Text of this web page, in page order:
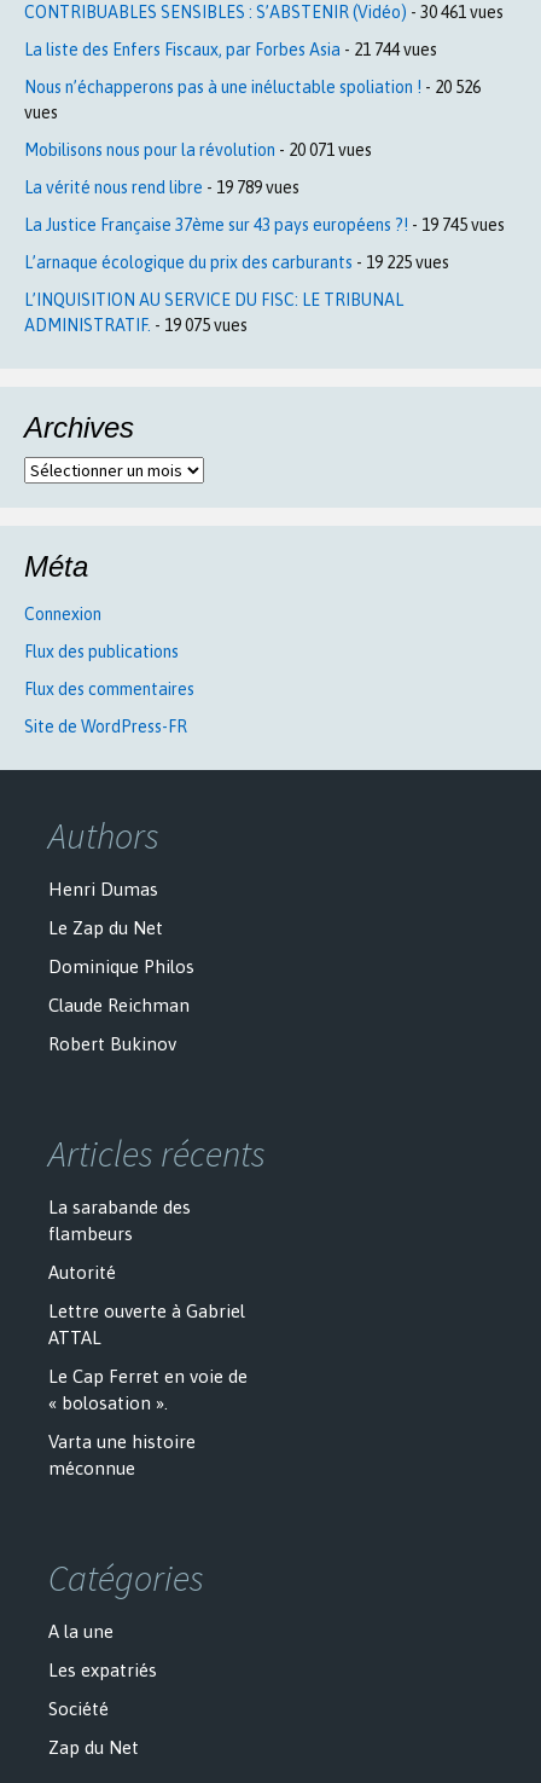
CONTRIBUABLES SENSIBLES : S’ABSTENIR (Vidéo) - 30 461 vues
La liste des Enfers Fiscaux, par Forbes Asia - 21 744 vues
Nous n’échapperons pas à une inéluctable spoliation ! - 20 526
vues
Mobilisons nous pour la révolution - 20 071 vues
La vérité nous rend libre - 19 789 vues
La Justice Française 37ème sur 43 pays européens ?! - 19 745 vues
L’arnaque écologique du prix des carburants - 19 225 vues
L’INQUISITION AU SERVICE DU FISC: LE TRIBUNAL
ADMINISTRATIF. - 19 075 vues
Archives
Archives
Méta
Connexion
Flux des publications
Flux des commentaires
Site de WordPress-FR
Authors
Henri Dumas
Le Zap du Net
Dominique Philos
Claude Reichman
Robert Bukinov
Articles récents
La sarabande des
flambeurs
Autorité
Lettre ouverte à Gabriel
ATTAL
Le Cap Ferret en voie de
« bolosation ».
Varta une histoire
méconnue
Catégories
A la une
Les expatriés
Société
Zap du Net